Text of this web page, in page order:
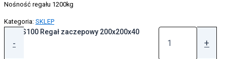
Nośność regału 1200kg
Kategoria: SKLEP
-
ilość S100 Regał zaczepowy 200x200x40
+